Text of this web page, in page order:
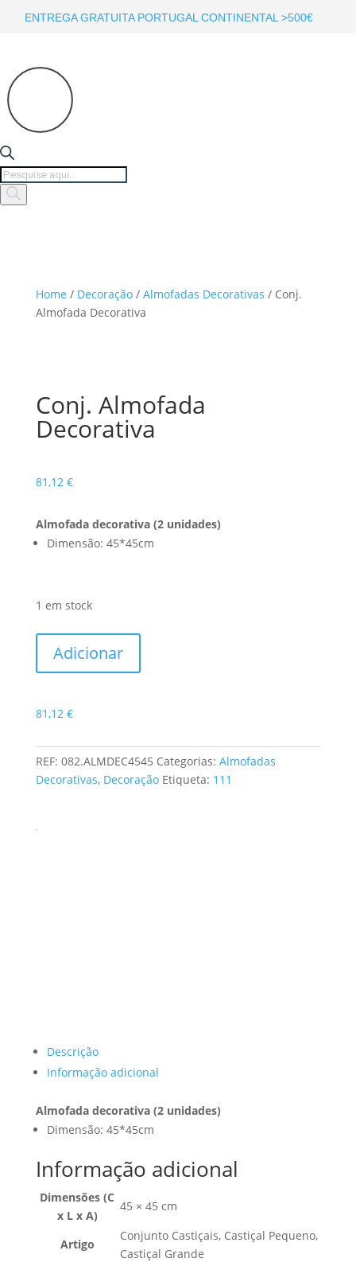
ENTREGA GRATUITA PORTUGAL CONTINENTAL >500€
Products
search
Home / Decoração/ Almofadas Decorativas / Conj.
Almofada Decorativa
Conj. Almofada
Decorativa
81,12 €
Almofada decorativa (2 unidades)
Dimensão: 45*45cm
1 em stock
Conj.
Decorativa
Adicionar
81,12 €
REF: 082.ALMDEC4545 Categorias: Almofadas
Decorativas, Decoração Etiqueta: 111
Descrição
Informação adicional
Almofada decorativa (2 unidades)
Dimensão: 45*45cm
Informação adicional
Dimensões (C
x L x A)
45 × 45 cm
Artigo
Conjunto Castiçais, Castiçal Pequeno,
Castiçal Grande